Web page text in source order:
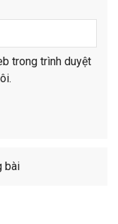
trong trình duyệt
bài